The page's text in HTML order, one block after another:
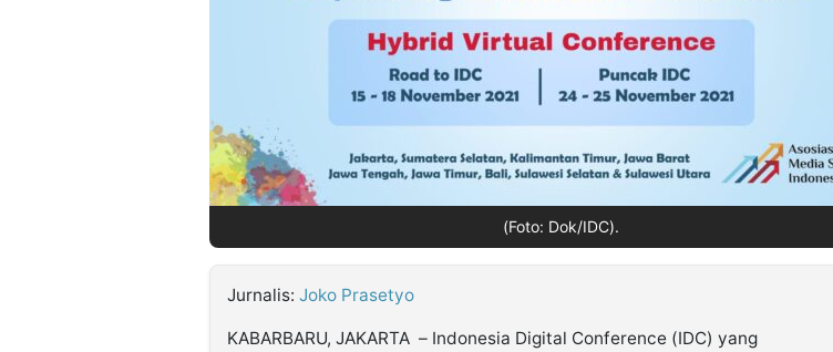
(Foto: Dok/IDC).
Jurnalis: Joko Prasetyo
KABARBARU, JAKARTA – Indonesia Digital Conference (IDC) yang